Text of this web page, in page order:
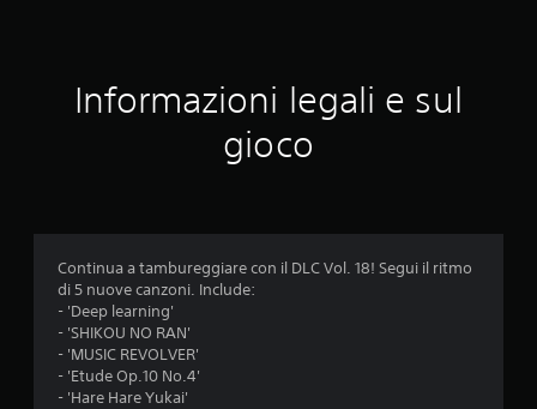
e
d
i
Informazioni legali e sul
gioco
Continua a tambureggiare con il DLC Vol. 18! Segui il ritmo
di 5 nuove canzoni. Include:
- 'Deep learning'
- 'SHIKOU NO RAN'
- 'MUSIC REVOLVER'
- 'Etude Op.10 No.4'
- 'Hare Hare Yukai'